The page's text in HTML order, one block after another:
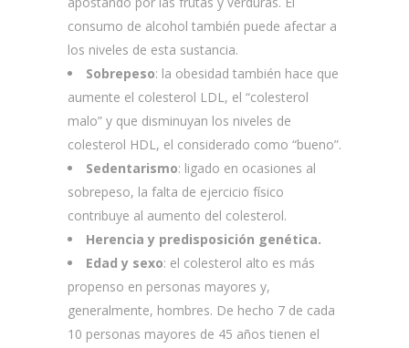
consumo de alcohol también puede afectar a
los niveles de esta sustancia.
Sobrepeso: la obesidad también hace que
aumente el colesterol LDL, el “colesterol
malo” y que disminuyan los niveles de
colesterol HDL, el considerado como “bueno”.
Sedentarismo: ligado en ocasiones al
sobrepeso, la falta de ejercicio físico
contribuye al aumento del colesterol.
Herencia y predisposición genética.
Edad y sexo: el colesterol alto es más
propenso en personas mayores y,
generalmente, hombres. De hecho 7 de cada
10 personas mayores de 45 años tienen el